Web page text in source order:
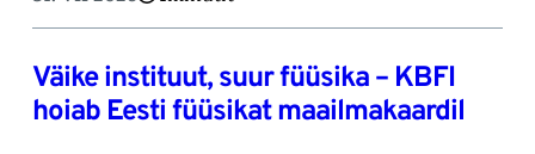
Väike instituut, suur füüsika – KBFI
hoiab Eesti füüsikat maailmakaardil